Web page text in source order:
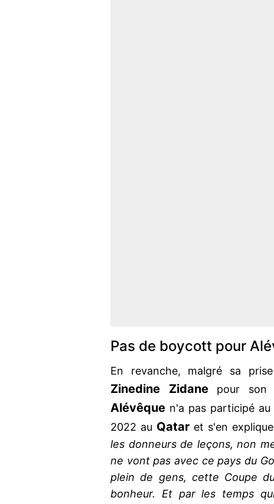
Pas de boycott pour
En revanche, malgré sa
Zinedine Zidanepour son
Alévêque n'a pas participé
2022 au Qatar et s'en
les donneurs de leçons, non
ne vont pas avec ce pays du
plein de gens, cette Coupe
bonheur. Et par les temps